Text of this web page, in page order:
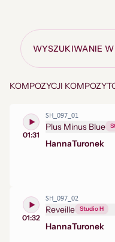
WYSZUKIWANIE
KOMPOZYCJI
01:31
SH_097_01
Plus Minus Blue
HannaTuronek
01:32
SH_097_02
Reveille Studio H
HannaTuronek